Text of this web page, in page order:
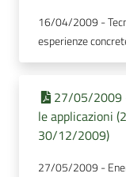
16/04/2009 -
esperienze
27/05/2009
le applicazioni
30/12/2009)
27/05/2009 -